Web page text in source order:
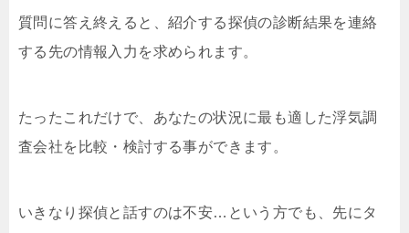
質問に答え終えると、紹介する探偵の診断結果を連絡
する先の情報入力を求められます。
たったこれだけで、あなたの状況に最も適した浮気調
査会社を比較・検討する事ができます。
いきなり探偵と話すのは不安…という方でも、先にタ